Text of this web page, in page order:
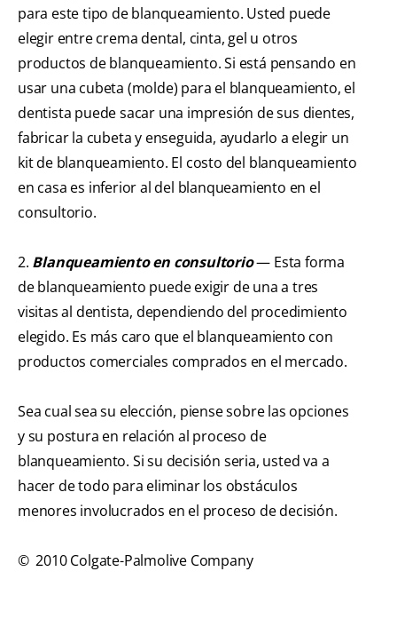
para este tipo de blanqueamiento. Usted puede
elegir entre crema dental, cinta, gel u otros
productos de blanqueamiento. Si está pensando en
usar una cubeta (molde) para el blanqueamiento, el
dentista puede sacar una impresión de sus dientes,
fabricar la cubeta y enseguida, ayudarlo a elegir un
kit de blanqueamiento. El costo del blanqueamiento
en casa es inferior al del blanqueamiento en el
consultorio.
2. Blanqueamiento en consultorio— Esta forma
de blanqueamiento puede exigir de una a tres
visitas al dentista, dependiendo del procedimiento
elegido. Es más caro que el blanqueamiento con
productos comerciales comprados en el mercado.
Sea cual sea su elección, piense sobre las opciones
y su postura en relación al proceso de
blanqueamiento. Si su decisión seria, usted va a
hacer de todo para eliminar los obstáculos
menores involucrados en el proceso de decisión.
© 2010 Colgate-Palmolive Company